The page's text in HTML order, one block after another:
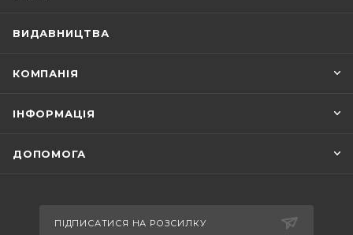
ВИДАВНИЦТВА
КОМПАНІЯ
ІНФОРМАЦІЯ
ДОПОМОГА
ПІДПИСАТИСЯ НА РОЗСИЛКУ